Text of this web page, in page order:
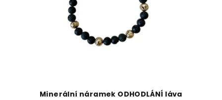
Minerální náramek ODHODLÁNÍ láva